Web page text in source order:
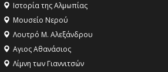
Ιστορία της Αλμωπίας
Μουσείο Νερού
Λουτρό Μ. Αλεξάνδρου
Αγιος Αθανάσιος
Λίμνη των Γιαννιτσών